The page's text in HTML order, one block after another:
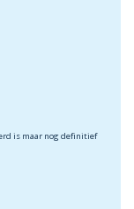
is maar nog definitief